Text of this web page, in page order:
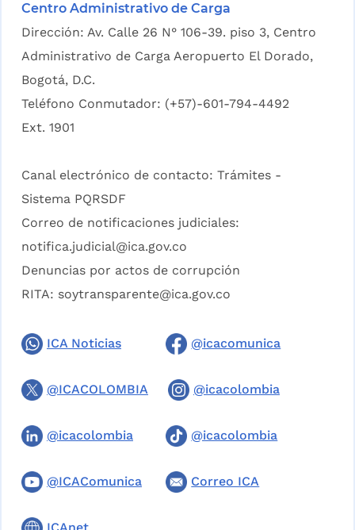
Centro Administrativo de Carga
Dirección: Av. Calle 26 N° 106-39. piso 3, Centro
Administrativo de Carga Aeropuerto El Dorado,
Bogotá, D.C.
Teléfono Conmutador: (+57)-601-794-4492
Ext. 1901
Canal electrónico de contacto: Trámites -
Sistema PQRSDF
Correo de notificaciones judiciales:
notifica.judicial@ica.gov.co
Denuncias por actos de corrupción
RITA: soytransparente@ica.gov.co
ICA Noticias @icacomunica
@ICACOLOMBIA @icacolombia
@icacolombia @icacolombia
@ICAComunica Correo ICA